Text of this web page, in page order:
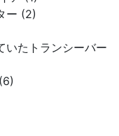
ー (2)
いたトランシーバー